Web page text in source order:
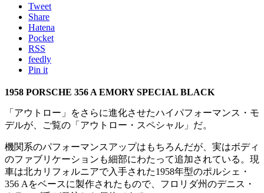
Tweet
Share
Hatena
Pocket
RSS
feedly
Pin it
1958 PORSCHE 356 A EMORY SPECIAL BLACK
「アウトロー」をさらに進化させたハイパフォーマンス・モ
デルが、ご覧の「アウトロー・スペシャル」だ。
機関系のパフォーマンスアップはもちろんだが、実はボディ
のファブリケーションも細部にわたって追加されている。現
車は北カリフォルニアで入手された1958年型のポルシェ・
356 Aをベースに製作されたもので、フロリダ州のデニス・